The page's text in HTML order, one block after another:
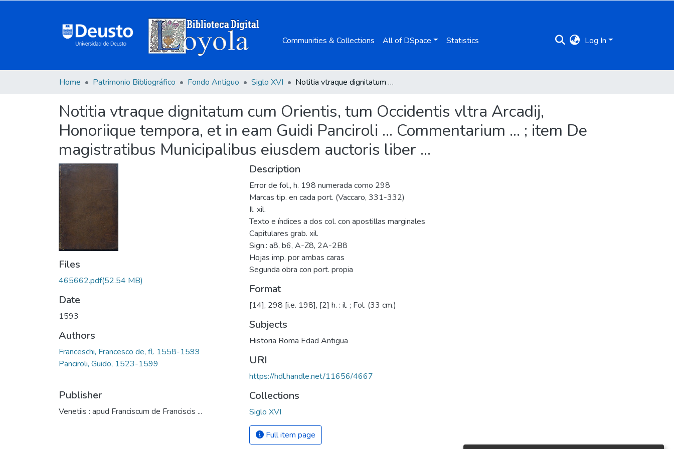
Communities & Collections All of DSpace Statistics Log In
Home Patrimonio Bibliográfico Fondo Antiguo Siglo XVI Notitia vtraque dignitatum cum Orientis, tum Occidentis vltra Arcadij, Honoriique tempora, et in eam Guidi Panciroli ... Commentarium ... ; item De magistratibus Municipalibus eiusdem auctoris liber ...
Notitia vtraque dignitatum cum Orientis, tum Occidentis vltra Arcadij,
Honoriique tempora, et in eam Guidi Panciroli ... Commentarium ... ; item De
magistratibus Municipalibus eiusdem auctoris liber ...
Files
465662.pdf(52.54 MB)
Date
1593
Authors
Franceschi, Francesco de, fl. 1558-1599
Panciroli, Guido, 1523-1599
Publisher
Venetiis : apud Franciscum de Franciscis ...
Description
Error de fol., h. 198 numerada como 298
Marcas tip. en cada port. (Vaccaro, 331-332)
Il. xil.
Texto e índices a dos col. con apostillas marginales
Capitulares grab. xil.
Sign.: a8, b6, A-Z8, 2A-2B8
Hojas imp. por ambas caras
Segunda obra con port. propia
Format
[14], 298 [i.e. 198], [2] h. : il. ; Fol. (33 cm.)
Subjects
Historia Roma Edad Antigua
URI
https://hdl.handle.net/11656/4667
Collections
Siglo XVI
Full item page